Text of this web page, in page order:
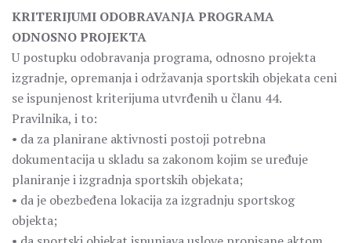
KRITERIJUMI ODOBRAVANJA PROGRAMA
ODNOSNO PROJEKTA
U postupku odobravanja programa, odnosno projekta
izgradnje, opremanja i održavanja sportskih objekata ceni
se ispunjenost kriterijuma utvrđenih u članu 44.
Pravilnika, i to:
• da za planirane aktivnosti postoji potrebna
dokumentacija u skladu sa zakonom kojim se uređuje
planiranje i izgradnja sportskih objekata;
• da je obezbeđena lokacija za izgradnju sportskog
objekta;